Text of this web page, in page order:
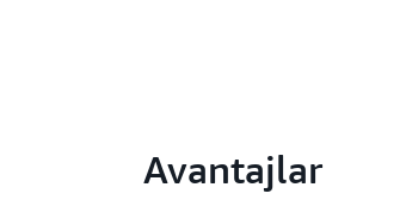
Avantajlar